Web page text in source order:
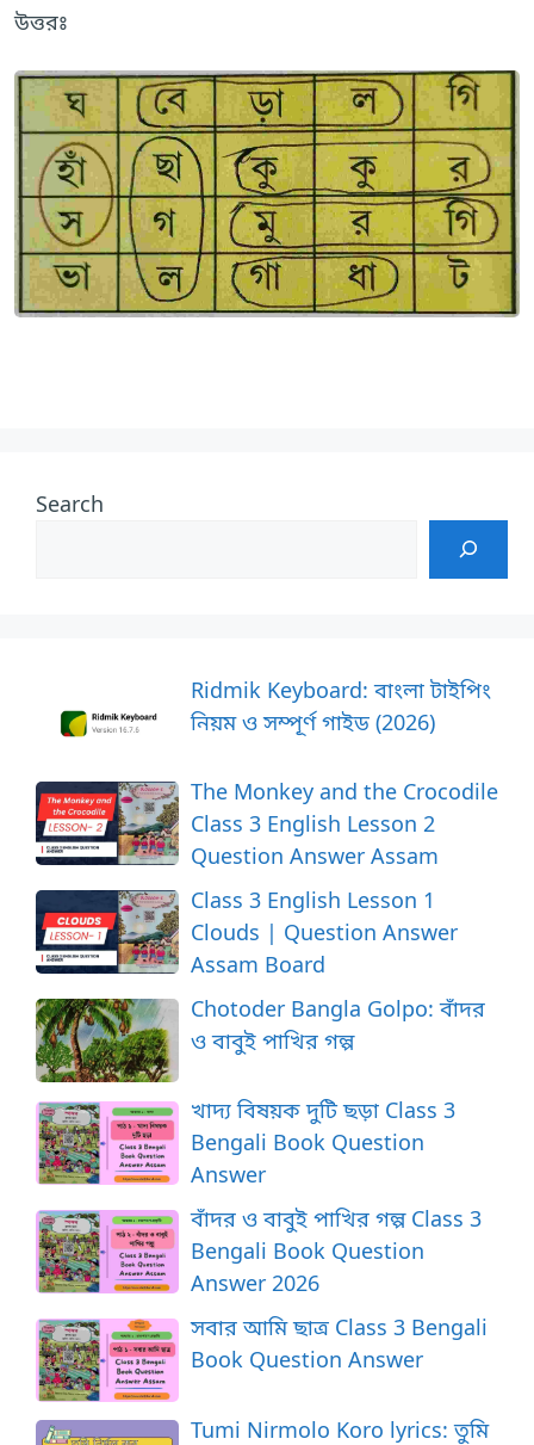
উত্তরঃ
Search
Ridmik Keyboard: বাংলা টাইপিং
নিয়ম ও সম্পূর্ণ গাইড (2026)
The Monkey and the Crocodile
Class 3 English Lesson 2
Question Answer Assam
Class 3 English Lesson 1
Clouds | Question Answer
Assam Board
Chotoder Bangla Golpo: বাঁদর
ও বাবুই পাখির গল্প
খাদ্য বিষয়ক দুটি ছড়া Class 3
Bengali Book Question
Answer
বাঁদর ও বাবুই পাখির গল্প Class 3
Bengali Book Question
Answer 2026
সবার আমি ছাত্র Class 3 Bengali
Book Question Answer
Tumi Nirmolo Koro lyrics: তুমি